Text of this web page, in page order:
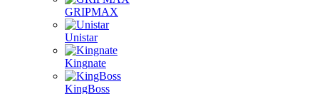
GRIPMAX
Unistar
Kingnate
KingBoss